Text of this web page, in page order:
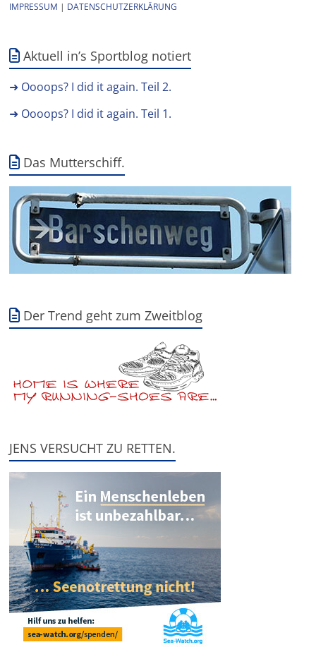
IMPRESSUM | DATENSCHUTZERKLÄRUNG
Aktuell in’s Sportblog notiert
➜ Oooops? I did it again. Teil 2.
➜ Oooops? I did it again. Teil 1.
Das Mutterschiff.
Der Trend geht zum Zweitblog
JENS VERSUCHT ZU RETTEN.